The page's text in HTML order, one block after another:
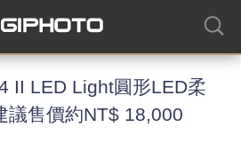
II LED Light圓形LED柔
議售價約NT$ 18,000